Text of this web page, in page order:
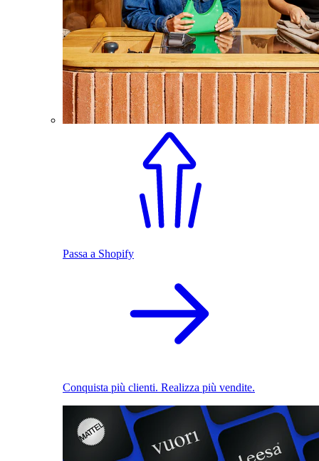
Passa a Shopify
Conquista più clienti. Realizza più vendite.